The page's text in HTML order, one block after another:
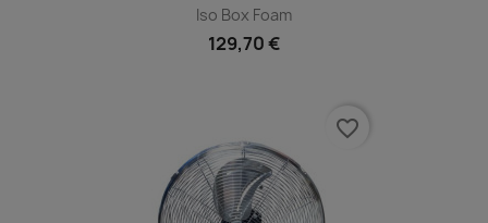
Iso Box Foam
129,70 €
favorite_border